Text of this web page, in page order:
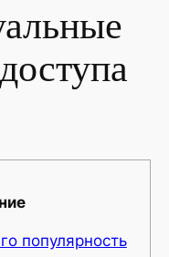
популярность